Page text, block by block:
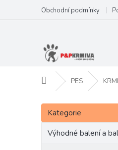
obsah
Obchodní podmínky
Domů PES
P
s
Přeskočit
kategorie
Kategorie
Výhodné balení a